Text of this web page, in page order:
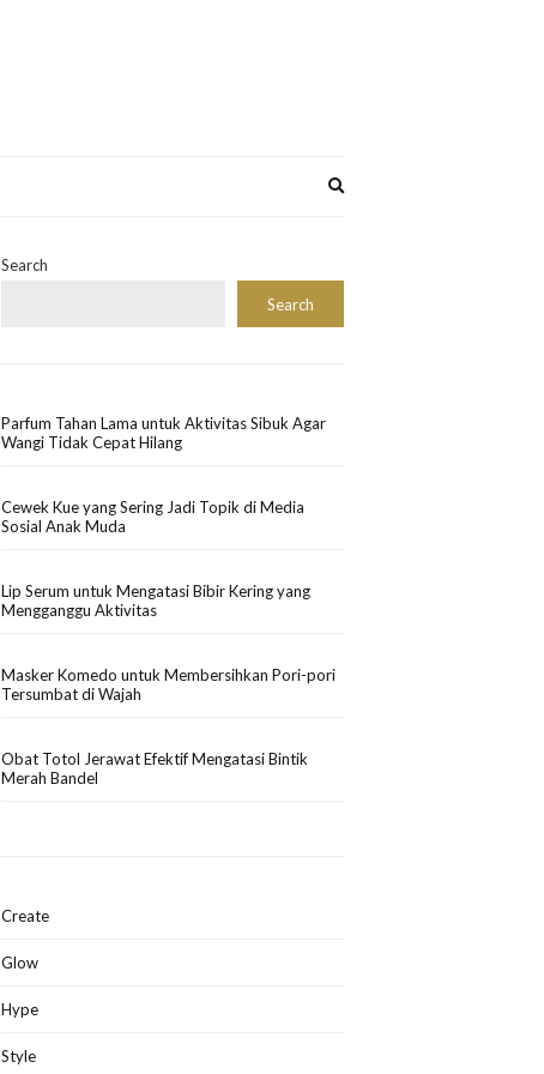
Search
Search
Parfum Tahan Lama untuk Aktivitas Sibuk Agar
Wangi Tidak Cepat Hilang
Cewek Kue yang Sering Jadi Topik di Media
Sosial Anak Muda
Lip Serum untuk Mengatasi Bibir Kering yang
Mengganggu Aktivitas
Masker Komedo untuk Membersihkan Pori-pori
Tersumbat di Wajah
Obat Totol Jerawat Efektif Mengatasi Bintik
Merah Bandel
Create
Glow
Hype
Style